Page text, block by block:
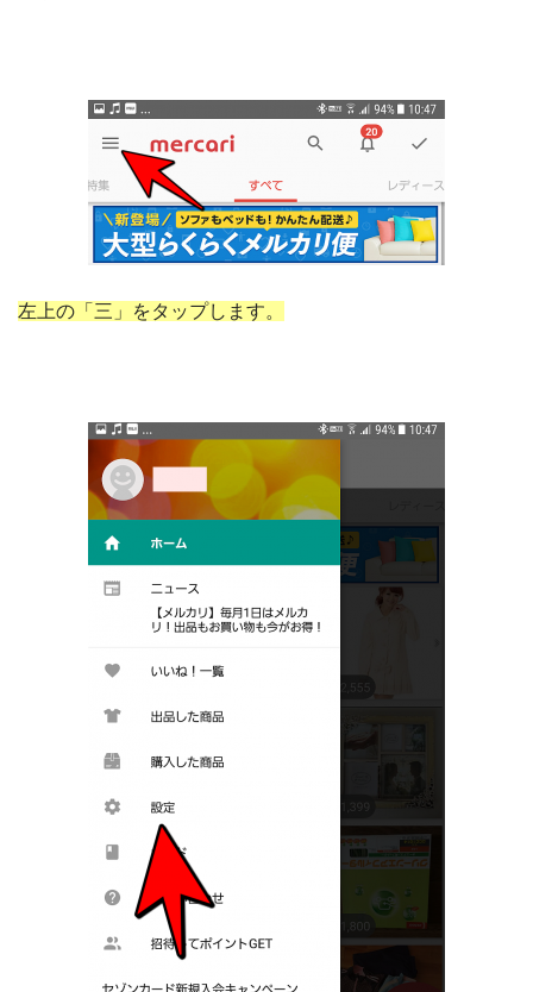
左上の「三」をタップします。